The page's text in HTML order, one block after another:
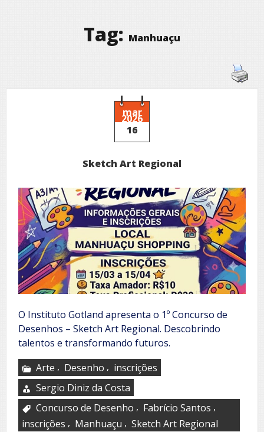
Tag: Manhuaçu
mar
2026
16
Sketch Art Regional
O Instituto Gotland apresenta o 1º Concurso de
Desenhos – Sketch Art Regional. Descobrindo
talentos e transformando futuros.
Arte , Desenho , inscrições
Sergio Diniz da Costa
Concurso de Desenho , Fabrício Santos ,
inscrições , Manhuaçu , Sketch Art Regional